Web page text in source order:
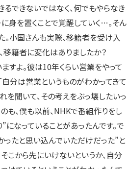
るできないではなく、何でもやらなき
身を置くことで覚醒していく…。そん
小国さんも実際、移籍者を受け入
移籍者に変化はありましたか？
すよ。彼は10年くらい営業をやって
自分は営業というものがわかってきて
を聞いて、その考えをぶっ壊したいっ
のも、僕も以前、NHKで番組作りをし
になっていることがあったんです。で
ったと思い込んでいただけだった”と
そこから先にいけないというか、自分